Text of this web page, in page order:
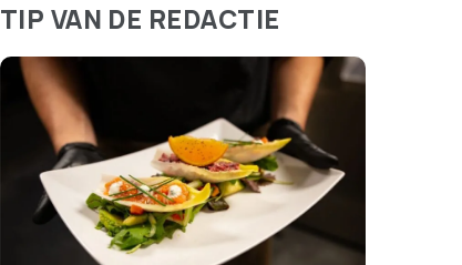
TIP VAN DE REDACTIE